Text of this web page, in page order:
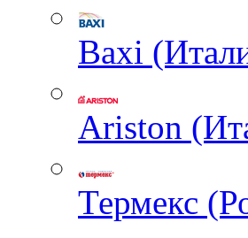
Baxi
Ariston
Термекс